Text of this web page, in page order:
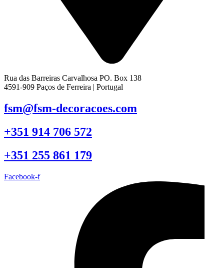
Rua das Barreiras Carvalhosa PO. Box 138
4591-909 Paços de Ferreira | Portugal
fsm@fsm-decoracoes.com
+351 914 706 572
+351 255 861 179
Facebook-f